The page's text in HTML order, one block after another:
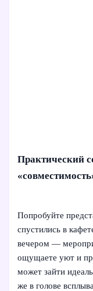
Практический
Попробуйте
спустились в
вечером —
ощущаете уют и
может зайти
же в голове